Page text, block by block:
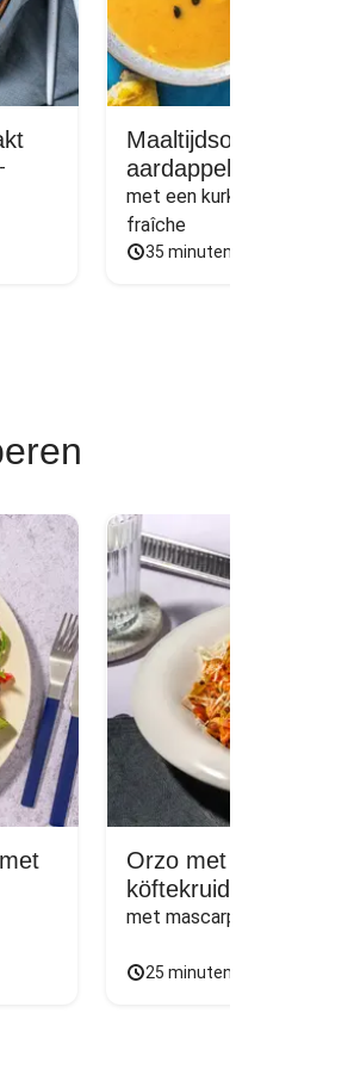
Maaltijdsoep met
aardappel en paprika
met een kurkumabroodje
fraîche
35 minuten
Orzo met
köftekruiden
met mascarpone,
25 minuten